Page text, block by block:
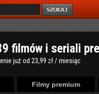
9 filmów i seriali
już od 23,99 zł / miesiąc
Filmy premium